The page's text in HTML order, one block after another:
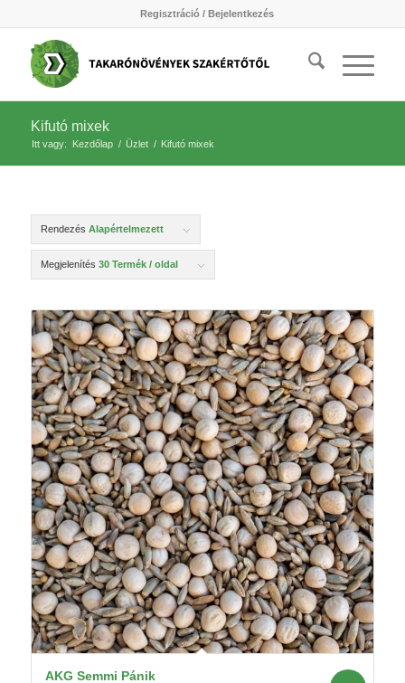
Regisztráció / Bejelentkezés
Kifutó mixek
Itt vagy: Kezdőlap / Üzlet / Kifutó mixek
Rendezés Alapértelmezett
Megjelenítés 30 Termék / oldal
AKG Semmi Pánik